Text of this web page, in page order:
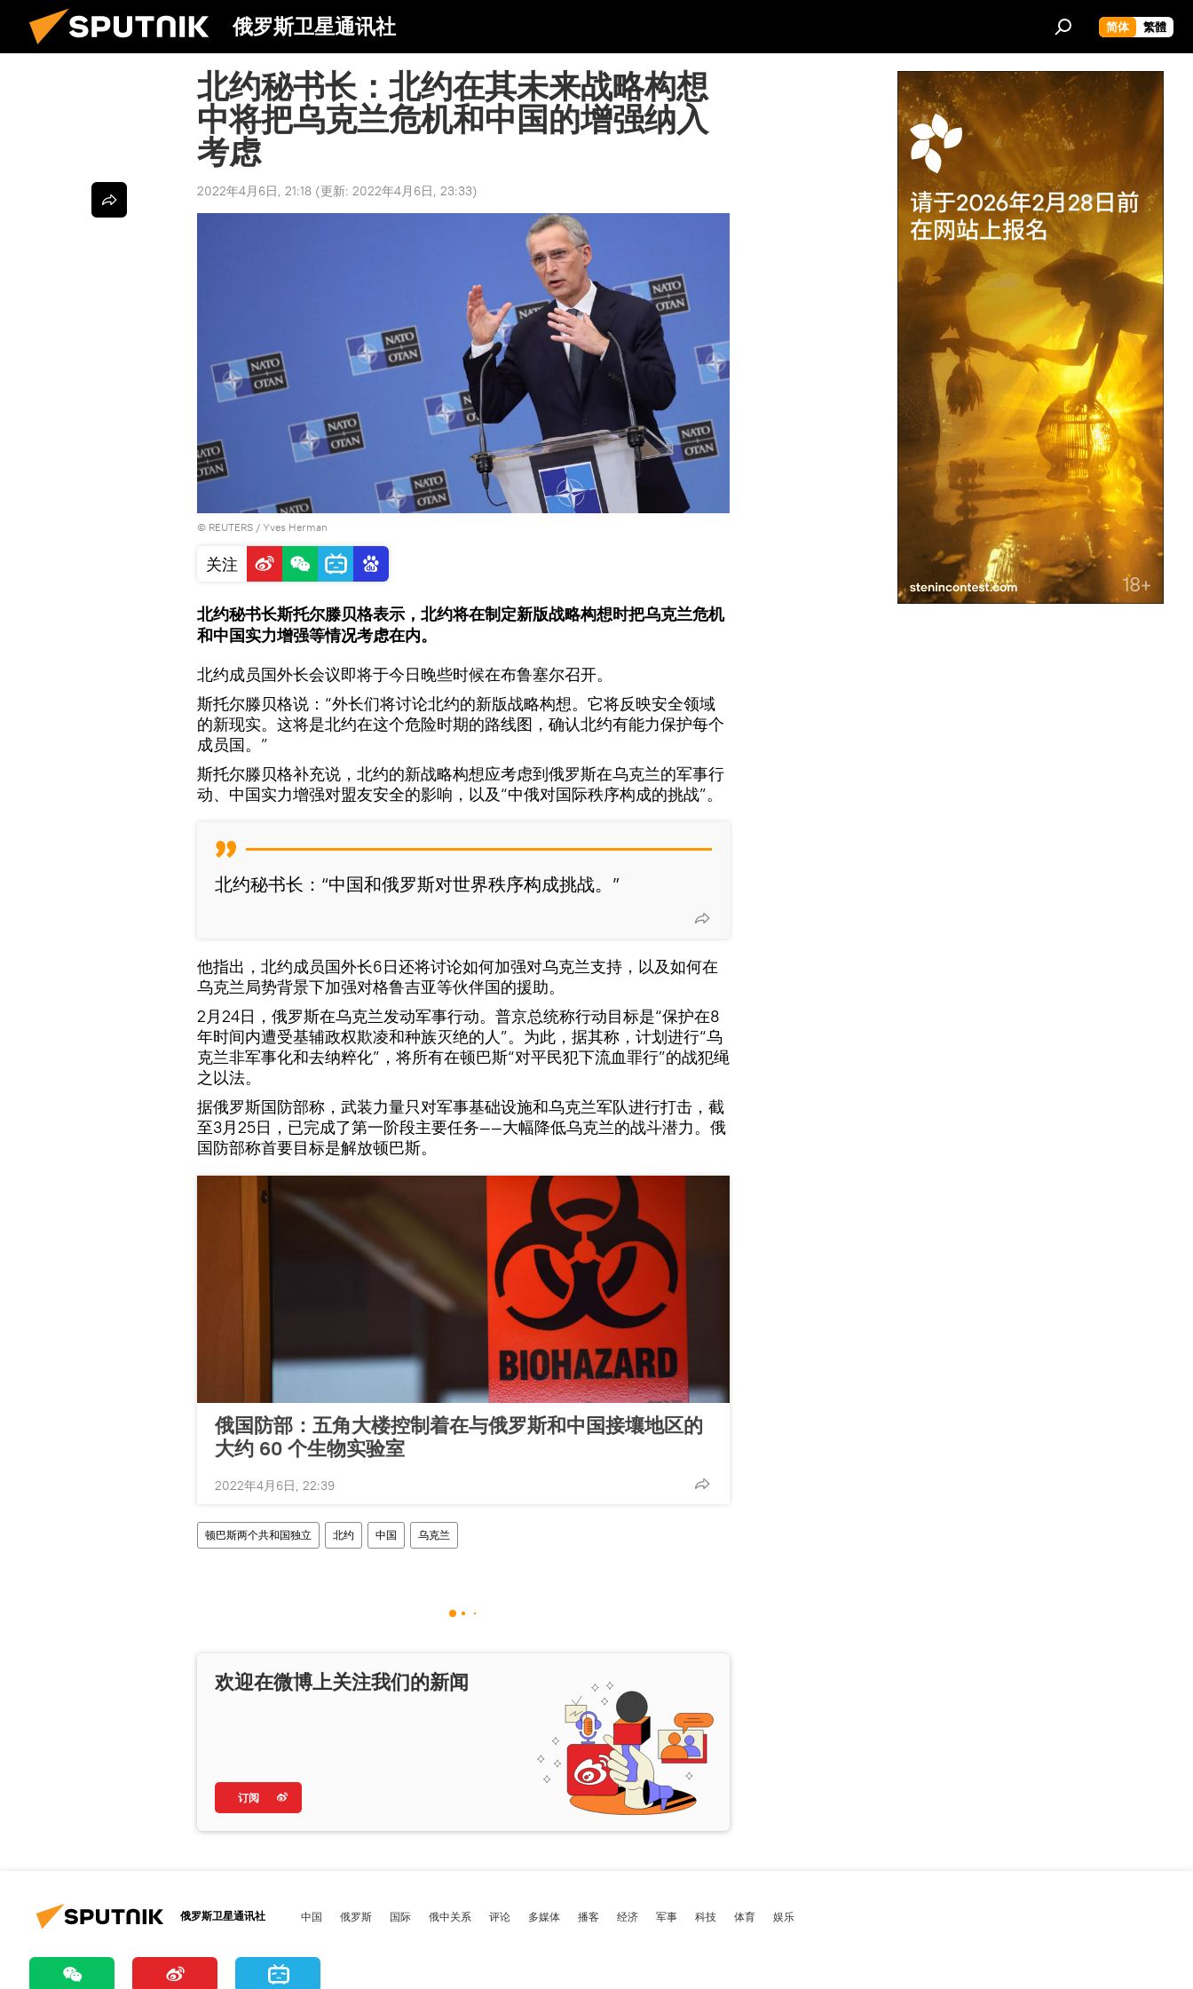
俄罗斯卫星通讯社 简体 繁體
北约秘书长：北约在其未来战略构想
中将把乌克兰危机和中国的增强纳入
考虑
2022年4月6日, 21:18 (更新: 2022年4月6日, 23:33)
© REUTERS / Yves Herman
关注
北约秘书长斯托尔滕贝格表示，北约将在制定新版战略构想时把乌克兰危机
和中国实力增强等情况考虑在内。
北约成员国外长会议即将于今日晚些时候在布鲁塞尔召开。
斯托尔滕贝格说：“外长们将讨论北约的新版战略构想。它将反映安全领域
的新现实。这将是北约在这个危险时期的路线图，确认北约有能力保护每个
成员国。”
斯托尔滕贝格补充说，北约的新战略构想应考虑到俄罗斯在乌克兰的军事行
动、中国实力增强对盟友安全的影响，以及“中俄对国际秩序构成的挑战”。
北约秘书长：“中国和俄罗斯对世界秩序构成挑战。”
他指出，北约成员国外长6日还将讨论如何加强对乌克兰支持，以及如何在
乌克兰局势背景下加强对格鲁吉亚等伙伴国的援助。
2月24日，俄罗斯在乌克兰发动军事行动。普京总统称行动目标是“保护在8
年时间内遭受基辅政权欺凌和种族灭绝的人”。为此，据其称，计划进行“乌
克兰非军事化和去纳粹化”，将所有在顿巴斯“对平民犯下流血罪行”的战犯绳
之以法。
据俄罗斯国防部称，武装力量只对军事基础设施和乌克兰军队进行打击，截
至3月25日，已完成了第一阶段主要任务——大幅降低乌克兰的战斗潜力。俄
国防部称首要目标是解放顿巴斯。
俄国防部：五角大楼控制着在与俄罗斯和中国接壤地区的
大约 60 个生物实验室
2022年4月6日, 22:39
顿巴斯两个共和国独立 北约 中国 乌克兰
欢迎在微博上关注我们的新闻
订阅
俄罗斯卫星通讯社 中国 俄罗斯 国际 俄中关系 评论 多媒体 播客 经济 军事 科技 体育 娱乐